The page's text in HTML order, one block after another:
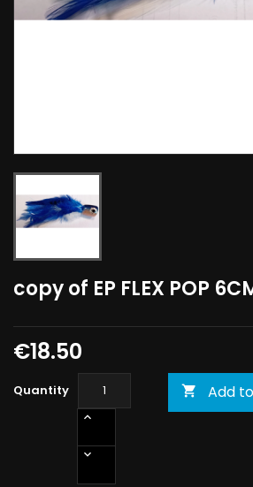
copy of EP FLEX POP
€18.50
Quantity  Add